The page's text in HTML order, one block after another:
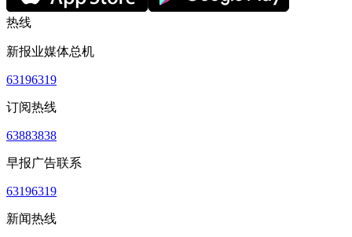
热线
新报业媒体总机
63196319
订阅热线
63883838
早报广告联系
63196319
新闻热线